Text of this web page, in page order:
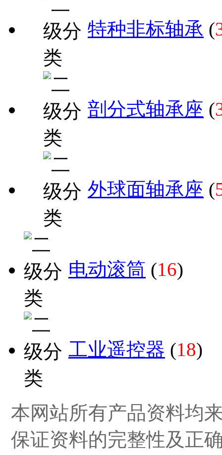
特种非标轴承 (
剖分式轴承座 (
外球面轴承座 (
电动滚筒 (16)
工业遥控器 (18)
本网站所有产品资料均
保证资料的完整性及正